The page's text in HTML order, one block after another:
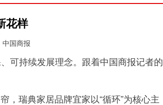
花样
中国商报
可持续发展理念。跟着中国商报记者的
瑞典家居品牌宜家以“循环”为核心主